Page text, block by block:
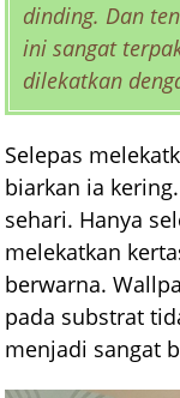
dinding. Dan
ini sangat
dilekatkan
Selepas
biarkan ia
sehari. Hanya
melekatkan
berwarna.
pada substrat
menjadi sangat